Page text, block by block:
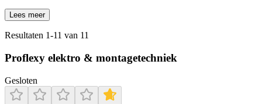
Lees meer
Resultaten 1-11 van 11
Proflexy elektro & montagetechniek
Gesloten